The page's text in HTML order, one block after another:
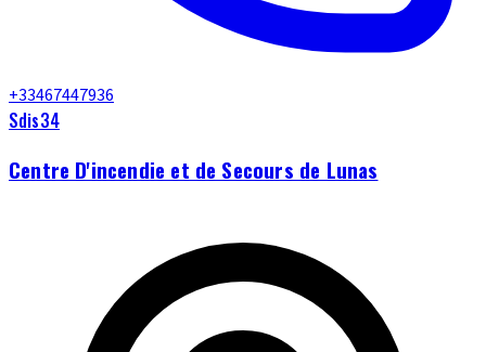
+33467447936
Sdis34
Centre D'incendie et de Secours de Lunas